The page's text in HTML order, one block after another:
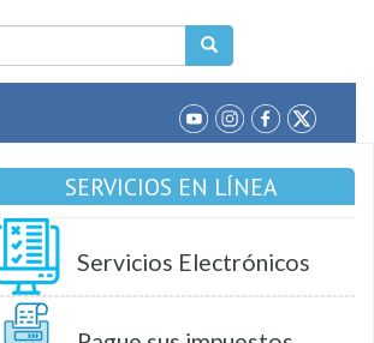
SERVICIOS EN LÍNEA
Servicios Electrónicos